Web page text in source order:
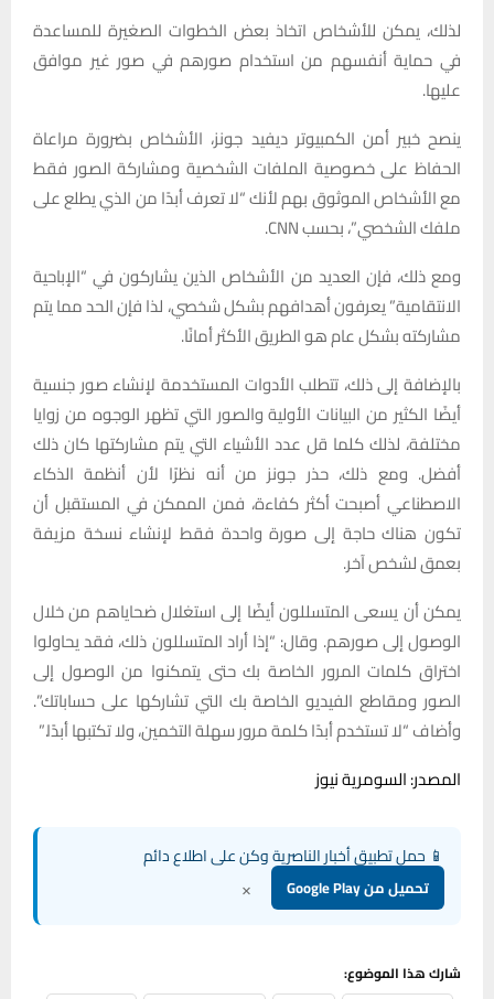
لذلك، يمكن للأشخاص اتخاذ بعض الخطوات الصغيرة للمساعدة
في حماية أنفسهم من استخدام صورهم في صور غير موافق
عليها.
ينصح خبير أمن الكمبيوتر ديفيد جونز، الأشخاص بضرورة مراعاة
الحفاظ على خصوصية الملفات الشخصية ومشاركة الصور فقط
مع الأشخاص الموثوق بهم لأنك “لا تعرف أبدًا من الذي يطلع على
ملفك الشخصي”، بحسب CNN.
ومع ذلك، فإن العديد من الأشخاص الذين يشاركون في “الإباحية
الانتقامية” يعرفون أهدافهم بشكل شخصي، لذا فإن الحد مما يتم
مشاركته بشكل عام هو الطريق الأكثر أمانًا.
بالإضافة إلى ذلك، تتطلب الأدوات المستخدمة لإنشاء صور جنسية
أيضًا الكثير من البيانات الأولية والصور التي تظهر الوجوه من زوايا
مختلفة، لذلك كلما قل عدد الأشياء التي يتم مشاركتها كان ذلك
أفضل. ومع ذلك، حذر جونز من أنه نظرًا لأن أنظمة الذكاء
الاصطناعي أصبحت أكثر كفاءة، فمن الممكن في المستقبل أن
تكون هناك حاجة إلى صورة واحدة فقط لإنشاء نسخة مزيفة
بعمق لشخص آخر.
يمكن أن يسعى المتسللون أيضًا إلى استغلال ضحاياهم من خلال
الوصول إلى صورهم. وقال: “إذا أراد المتسللون ذلك، فقد يحاولوا
اختراق كلمات المرور الخاصة بك حتى يتمكنوا من الوصول إلى
الصور ومقاطع الفيديو الخاصة بك التي تشاركها على حساباتك”.
وأضاف “لا تستخدم أبدًا كلمة مرور سهلة التخمين، ولا تكتبها أبدًا.”
المصدر: السومرية نيوز
📱 حمل تطبيق أخبار الناصرية وكن على اطلاع دائم
تحميل من Google Play ×
شارك هذا الموضوع: